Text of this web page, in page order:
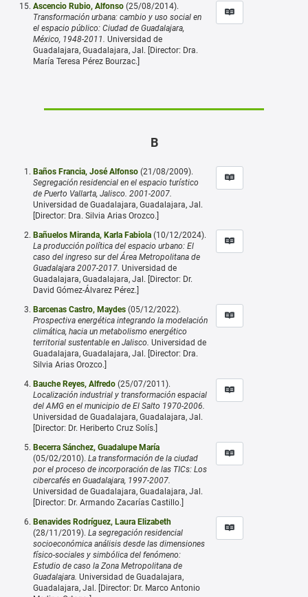
Ascencio Rubio, Alfonso (25/08/2014).
Transformación urbana: cambio y uso social en
el espacio público: Ciudad de Guadalajara,
México, 1948-2011. Universidad de
Guadalajara, Guadalajara, Jal. [Director: Dra.
María Teresa Pérez Bourzac.]
B
Baños Francia, José Alfonso (21/08/2009).
Segregación residencial en el espacio turístico
de Puerto Vallarta, Jalisco. 2001-2007.
Universidad de Guadalajara, Guadalajara, Jal.
[Director: Dra. Silvia Arias Orozco.]
Bañuelos Miranda, Karla Fabiola (10/12/2024).
La producción política del espacio urbano: El
caso del ingreso sur del Área Metropolitana de
Guadalajara 2007-2017. Universidad de
Guadalajara, Guadalajara, Jal. [Director: Dr.
David Gómez-Álvarez Pérez.]
Barcenas Castro, Maydes (05/12/2022).
Prospectiva energética integrando la modelación
climática, hacia un metabolismo energético
territorial sustentable en Jalisco. Universidad de
Guadalajara, Guadalajara, Jal. [Director: Dra.
Silvia Arias Orozco.]
Bauche Reyes, Alfredo (25/07/2011).
Localización industrial y transformación espacial
del AMG en el municipio de El Salto 1970-2006.
Universidad de Guadalajara, Guadalajara, Jal.
[Director: Dr. Heriberto Cruz Solís.]
Becerra Sánchez, Guadalupe María
(05/02/2010). La transformación de la ciudad
por el proceso de incorporación de las TICs: Los
cibercafés en Guadalajara, 1997-2007.
Universidad de Guadalajara, Guadalajara, Jal.
[Director: Dr. Armando Zacarías Castillo.]
Benavides Rodríguez, Laura Elizabeth
(28/11/2019). La segregación residencial
socioeconómica análisis desde las dimensiones
físico-sociales y simbólica del fenómeno:
Estudio de caso la Zona Metropolitana de
Guadalajara. Universidad de Guadalajara,
Guadalajara, Jal. [Director: Dr. Marco Antonio